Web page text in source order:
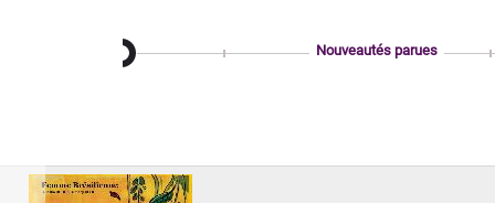
Nouveautés parues